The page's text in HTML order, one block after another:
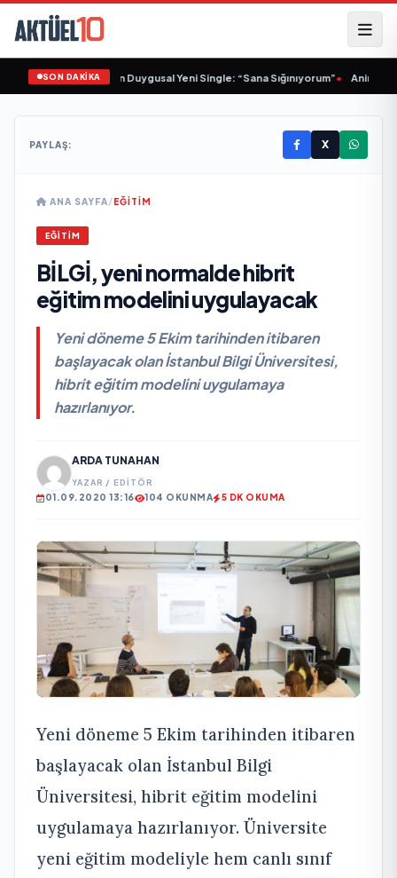
SON DAKİKA
Sinem Yalçınkaya’dan Duygusal Yeni Single: “Sana Sığınıyorum”• Animasyon
PAYLAŞ: X
ANA SAYFA/EĞITIM
EĞITIM
BİLGİ, yeni normalde hibrit
eğitim modelini uygulayacak
Yeni döneme 5 Ekim tarihinden itibaren
başlayacak olan İstanbul Bilgi Üniversitesi,
hibrit eğitim modelini uygulamaya
hazırlanıyor.
ARDA TUNAHAN
YAZAR / EDITÖR
01.09.2020 13:16 104 OKUNMA 5 DK OKUMA
Yeni döneme 5 Ekim tarihinden itibaren
başlayacak olan İstanbul Bilgi
Üniversitesi, hibrit eğitim modelini
uygulamaya hazırlanıyor. Üniversite
yeni eğitim modeliyle hem canlı sınıf